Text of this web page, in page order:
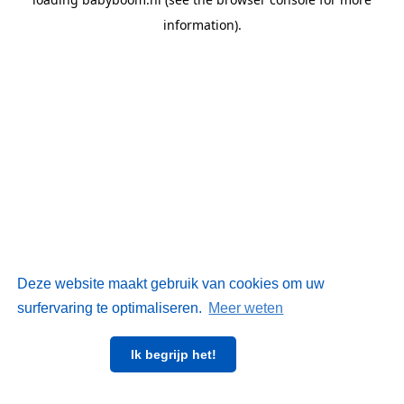
Deze website maakt gebruik van cookies om uw
surfervaring te optimaliseren. Meer weten
Ik begrijp het!
information).